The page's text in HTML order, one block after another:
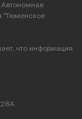
"Тюменское
что информация
28А